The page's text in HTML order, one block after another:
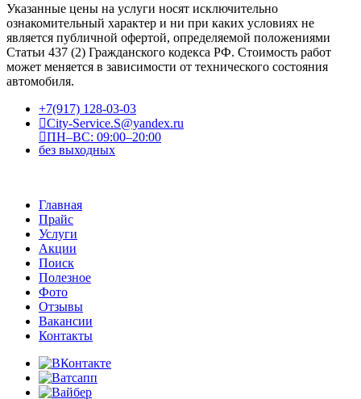
Указанные цены на услуги носят исключительно
ознакомительный характер и ни при каких условиях не
является публичной офертой, определяемой положениями
Статьи 437 (2) Гражданского кодекса РФ. Стоимость работ
может меняется в зависимости от технического состояния
автомобиля.
+7(917) 128-03-03
City-Service.S@yandex.ru
ПН–ВС: 09:00–20:00
без выходных
Главная
Прайс
Услуги
Акции
Поиск
Полезное
Фото
Отзывы
Вакансии
Контакты